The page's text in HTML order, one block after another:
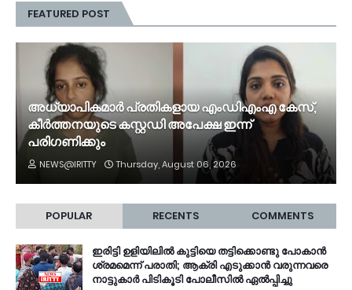
FEATURED POST
അധ്യാപികമാർ പ്രതികളായ എംഡിഎംഎ കേസ്,
കീർത്തനയുടെ കസ്റ്റഡി അപേക്ഷ ഇന്ന്
പരിഗണിക്കും
NEWS@IRITTY Thursday, August 06, 2026
POPULAR RECENTS COMMENTS
ഇരിട്ടി ഉളിയിലിൽ കുട്ടിയെ തട്ടിക്കൊണ്ടു പോകാൻ
ശ്രമമെന്ന് പരാതി; ആക്രി എടുക്കാൻ വരുന്നവരെ
നാട്ടുകാർ പിടികൂടി പോലീസിൽ ഏൽപ്പിച്ചു